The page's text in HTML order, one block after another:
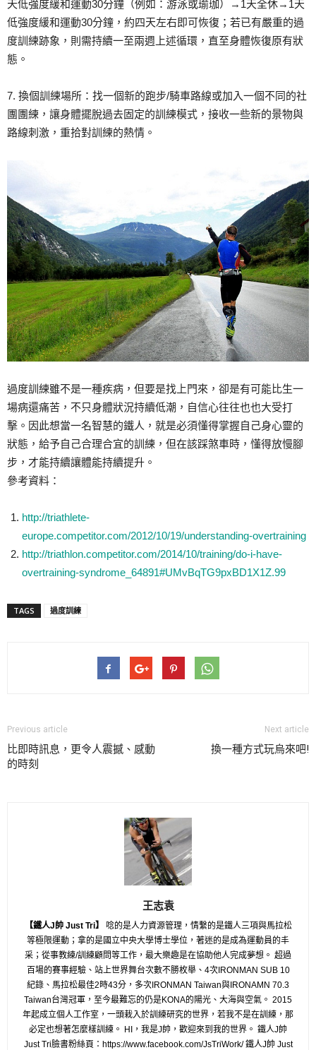
天低強度緩和運動30分鐘（例如：游泳或瑜珈）→1天全休→1天
低強度緩和運動30分鐘，約四天左右即可恢復；若已有嚴重的過
度訓練跡象，則需持續一至兩週上述循環，直至身體恢復原有狀
態。
7. 換個訓練場所：找一個新的跑步/騎車路線或加入一個不同的社
團團練，讓身體擺脫過去固定的訓練模式，接收一些新的景物與
路線刺激，重拾對訓練的熱情。
過度訓練雖不是一種疾病，但要是找上門來，卻是有可能比生一
場病還痛苦，不只身體狀況持續低潮，自信心往往也也大受打
擊。因此想當一名智慧的鐵人，就是必須懂得掌握自己身心靈的
狀態，給予自己合理合宜的訓練，但在該踩煞車時，懂得放慢腳
步，才能持續讓體能持續提升。
參考資料：
http://triathlete-
europe.competitor.com/2012/10/19/understanding-overtraining
http://triathlon.competitor.com/2014/10/training/do-i-have-
overtraining-syndrome_64891#UMvBqTG9pxBD1X1Z.99
TAGS 過度訓練
Previous article
比即時訊息，更令人震撼、感動
的時刻
Next article
換一種方式玩烏來吧!
王志袁
【鐵人J帥 Just Tri】
唸的是人力資源管理，情繫的是鐵人三項與馬拉松
等極限運動；拿的是國立中央大學博士學位，著迷的是成為運動員的丰
采；從事教練/訓練顧問等工作，最大樂趣是在協助他人完成夢想。 超過
百場的賽事經驗、站上世界舞台次數不勝枚舉、4次IRONMAN SUB 10
紀錄、馬拉松最佳2時43分，多次IRONMAN Taiwan與IRONAMN 70.3
Taiwan台灣冠軍，至今最難忘的仍是KONA的陽光、大海與空氣。 2015
年起成立個人工作室，一頭栽入於訓練研究的世界，若我不是在訓練，那
必定也想著怎麼樣訓練。 HI，我是J帥，歡迎來到我的世界。 鐵人J帥
Just Tri臉書粉絲頁：https://www.facebook.com/JsTriWork/ 鐵人J帥 Just